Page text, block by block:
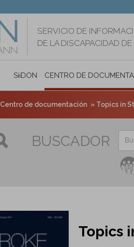
SERVICIO DE
DE LA DISCAPACIDAD
SiiDON CENTRO DE
Centro de documentación Topics in
BUSCADOR
Topics